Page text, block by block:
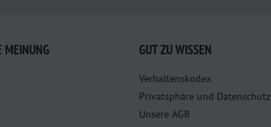
MEINUNG GUT ZU WISSEN
Verhaltenskodex
Privatsphäre und Datenschutz
Unsere AGB